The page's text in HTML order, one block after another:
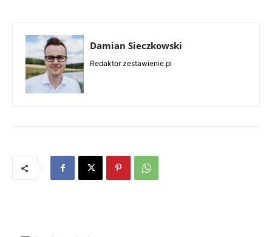
Damian Sieczkowski
Redaktor zestawienie.pl